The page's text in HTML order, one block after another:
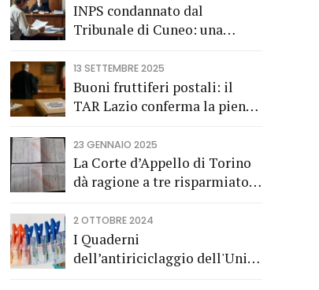
INPS condannato dal
Tribunale di Cuneo: una
Fossano vince una causa
grazie all’Avv. Alberto Rizzo
di Bra
13 SETTEMBRE 2025
Buoni fruttiferi postali: il
TAR Lazio conferma la piena
Consumo a tutela dei
risparmiatori titolari di buoni
fruttiferi postali.
23 GENNAIO 2025
La Corte d’Appello di Torino
dà ragione a tre risparmiatori
2 OTTOBRE 2024
I Quaderni
dell’antiriciclaggio dell'Unità